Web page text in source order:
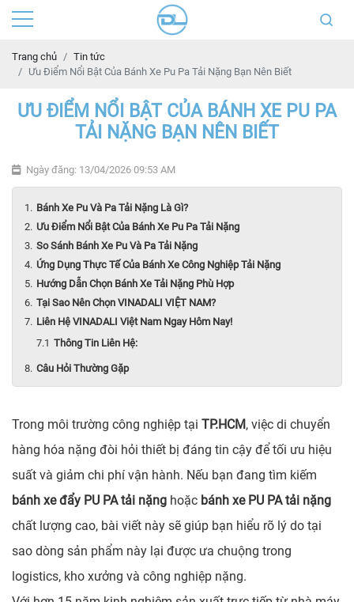
Trang chủ
Tin tức
Ưu Điểm Nổi Bật Của Bánh Xe Pu Pa Tải Nặng Bạn Nên Biết
ƯU ĐIỂM NỔI BẬT CỦA BÁNH XE PU PA
TẢI NẶNG BẠN NÊN BIẾT
Ngày đăng: 13/04/2026 09:53 AM
Bánh Xe Pu Và Pa Tải Nặng Là Gì?
Ưu Điểm Nổi Bật Của Bánh Xe Pu Pa Tải Nặng
So Sánh Bánh Xe Pu Và Pa Tải Nặng
Ứng Dụng Thực Tế Của Bánh Xe Công Nghiệp Tải Nặng
Hướng Dẫn Chọn Bánh Xe Tải Nặng Phù Hợp
Tại Sao Nên Chọn VINADALI VIỆT NAM?
Liên Hệ VINADALI Việt Nam Ngay Hôm Nay!
Thông Tin Liên Hệ:
Câu Hỏi Thường Gặp
Trong môi trường công nghiệp tại TP.HCM, việc di chuyển
hàng hóa nặng đòi hỏi thiết bị đáng tin cậy để tối ưu hiệu
suất và giảm chi phí vận hành. Nếu bạn đang tìm kiếm
bánh xe đẩy PU PA tải nặng hoặc bánh xe PU PA tải nặng
chất lượng cao, bài viết này sẽ giúp bạn hiểu rõ lý do tại
sao dòng sản phẩm này lại được ưa chuộng trong
logistics, kho xưởng và công nghiệp nặng.